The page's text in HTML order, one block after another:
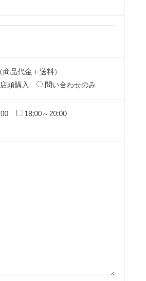
品代金＋送料）
店頭購入 問い合わせのみ
18:00～20:00